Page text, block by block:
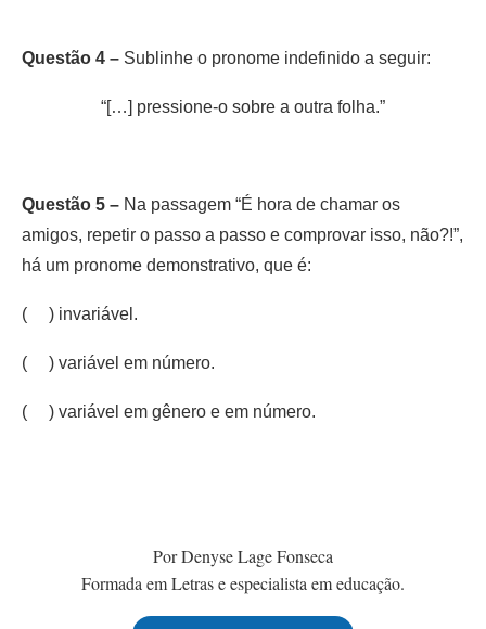
Questão 4 – Sublinhe o pronome indefinido a seguir:
“[…] pressione-o sobre a outra folha.”
Questão 5 – Na passagem “É hora de chamar os
amigos, repetir o passo a passo e comprovar isso, não?!”,
há um pronome demonstrativo, que é:
( ) invariável.
( ) variável em número.
( ) variável em gênero e em número.
Por Denyse Lage Fonseca
Formada em Letras e especialista em educação.